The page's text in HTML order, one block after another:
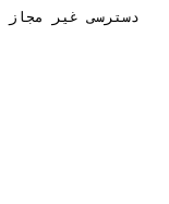
دسترسی غیر مجاز